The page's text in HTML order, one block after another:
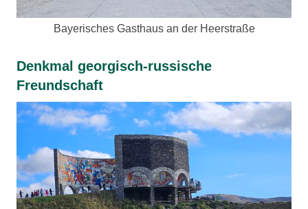
Bayerisches Gasthaus an der Heerstraße
Denkmal georgisch-russische
Freundschaft